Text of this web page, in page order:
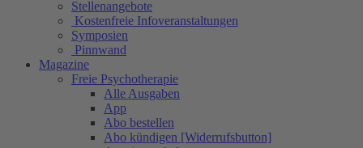
Stellenangebote
Kostenfreie Infoveranstaltungen
Symposien
Pinnwand
Magazine
Freie Psychotherapie
Alle Ausgaben
App
Abo bestellen
Abo kündigen [Widerrufsbutton]